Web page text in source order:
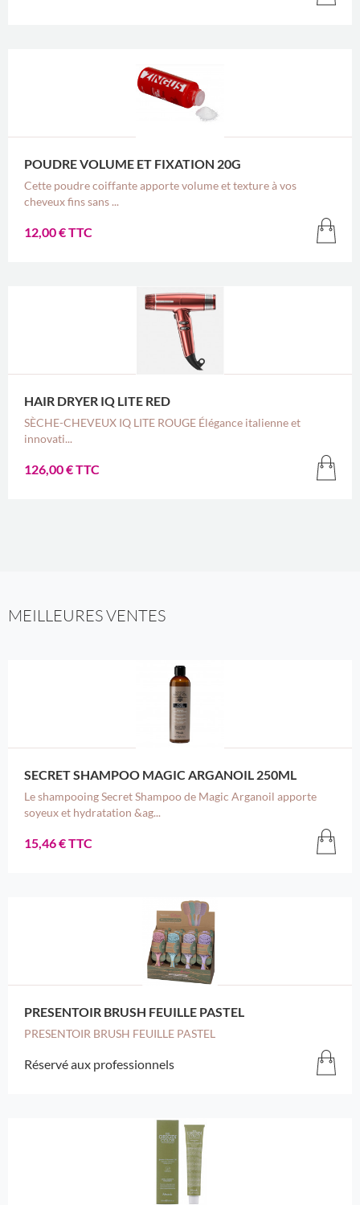
POUDRE VOLUME ET FIXATION 20G
Cette poudre coiffante apporte volume et texture à vos
cheveux fins sans ...
12,00 € TTC
HAIR DRYER IQ LITE RED
SÈCHE-CHEVEUX IQ LITE ROUGE Élégance italienne et
innovati...
126,00 € TTC
MEILLEURES VENTES
SECRET SHAMPOO MAGIC ARGANOIL 250ML
Le shampooing Secret Shampoo de Magic Arganoil apporte
soyeux et hydratation &ag...
15,46 € TTC
PRESENTOIR BRUSH FEUILLE PASTEL
PRESENTOIR BRUSH FEUILLE PASTEL
Réservé aux professionnels